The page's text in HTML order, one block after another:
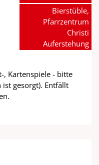
, Kartenspiele - bitte
gesorgt). Entfällt
Bierstüble,
Pfarrzentrum
Christi
Auferstehung